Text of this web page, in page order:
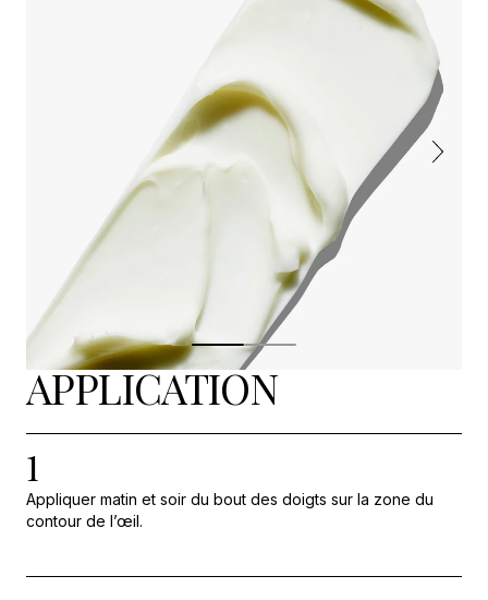
APPLICATION
1
Appliquer matin et soir du bout des doigts sur la zone du
contour de l’œil.